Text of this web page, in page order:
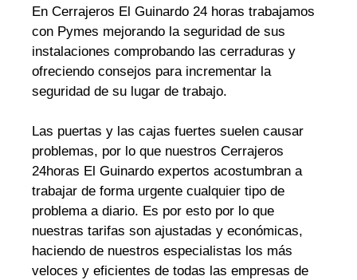
En Cerrajeros El Guinardo 24 horas trabajamos
con Pymes mejorando la seguridad de sus
instalaciones comprobando las cerraduras y
ofreciendo consejos para incrementar la
seguridad de su lugar de trabajo.
Las puertas y las cajas fuertes suelen causar
problemas, por lo que nuestros Cerrajeros
24horas El Guinardo expertos acostumbran a
trabajar de forma urgente cualquier tipo de
problema a diario. Es por esto por lo que
nuestras tarifas son ajustadas y económicas,
haciendo de nuestros especialistas los más
veloces y eficientes de todas las empresas de